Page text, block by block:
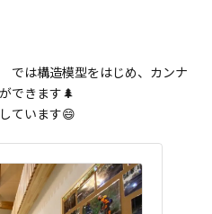
は構造模型をはじめ、カンナ
できます🌲
ています😄